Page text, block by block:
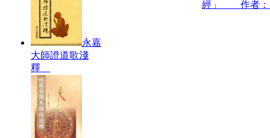
永嘉
大師證道歌淺
釋
經」 作者：